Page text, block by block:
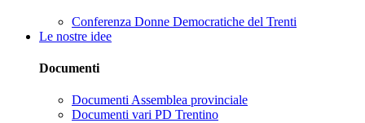
Conferenza Donne Democratiche del Trenti
Le nostre idee
Documenti
Documenti Assemblea provinciale
Documenti vari PD Trentino